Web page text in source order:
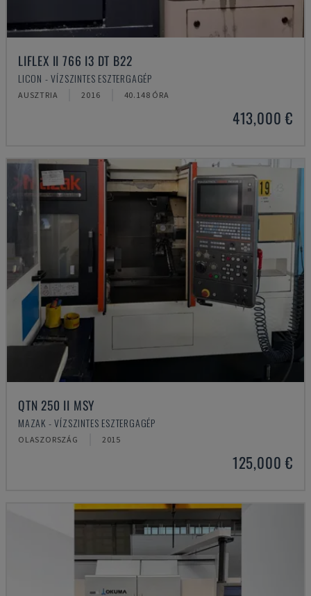
LIFLEX II 766 I3 DT B22
LICON - VÍZSZINTES ESZTERGAGÉP
AUSZTRIA 2016 40.148 ÓRA
413,000 €
QTN 250 II MSY
MAZAK - VÍZSZINTES ESZTERGAGÉP
OLASZORSZÁG 2015
125,000 €